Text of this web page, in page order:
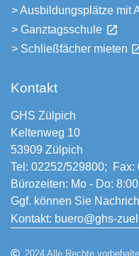
> Ausbildungsplätze mit
> Ganztagsschule
> Schließfächer mieten
Kontakt
GHS Zülpich
Keltenweg 10
53909 Zülpich
Tel: 02252/529800; Fax:
Bürozeiten: Mo - Do:
Ggf. können Sie
Kontakt: buero@ghs-
2024 Alle Rechte